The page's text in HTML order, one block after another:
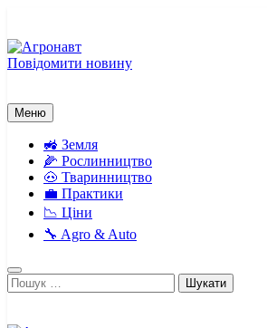
вмісту
Повідомити новину
Меню
🚜 Земля
🌽 Рослинництво
🐽 Тваринництво
💼 Практики
📉 Ціни
🔧 Agro & Auto
Пошук: